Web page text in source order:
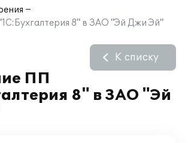
8" в ЗАО "Эй Джи Эй"
ПП
8" в ЗАО "Эй
К списку